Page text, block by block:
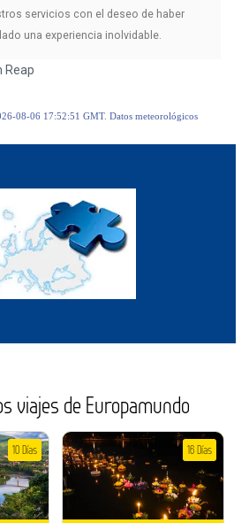
servicios con el deseo de haber
una experiencia inolvidable.
08-06 17:52:51 GMT. Datos meteorológicos
viajes de Europamundo
10 Días 16 Días